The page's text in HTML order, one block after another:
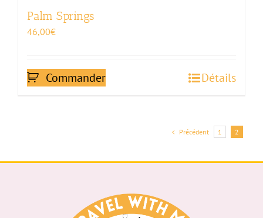
Palm Springs
46,00€
Commander Détails
Précédent 1 2